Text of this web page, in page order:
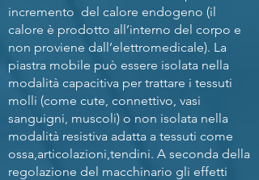
incremento del calore endogeno (il
calore è prodotto all’interno del corpo e
non proviene dall’elettromedicale). La
piastra mobile può essere isolata nella
modalità capacitiva per trattare i tessuti
molli (come cute, connettivo, vasi
sanguigni, muscoli) o non isolata nella
modalità resistiva adatta a tessuti come
ossa,articolazioni,tendini. A seconda della
regolazione del macchinario gli effetti